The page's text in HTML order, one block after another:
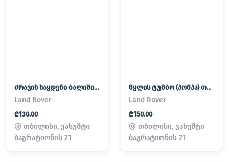
ძრავის საყდენი ბალიში (პადმატორნი) Land Rover / Range Rover
Land Rover
₾130.00
თბილისი, ვახუშტი
ბაგრატიონის 21
წყლის ტუმბო (პომპა) თერმოსტატი Land Rover / Range Rover
Land Rover
₾150.00
თბილისი, ვახუშტი
ბაგრატიონის 21